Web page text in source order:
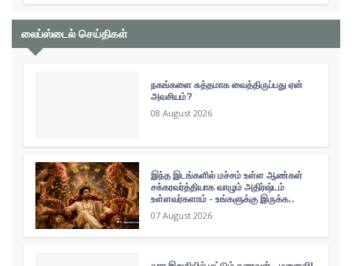
லைப்ஸ்டைல் செய்திகள்
நகங்களை சுத்தமாக வைத்திருப்பது ஏன்
அவசியம்?
08 August 2026
இந்த இடங்களில் மச்சம் உள்ள ஆண்கள்
சக்கரவர்த்தியாக வாழும் அதிர்ஷ்டம்
உள்ளவர்களாம் - உங்களுக்கு இருக்க..
07 August 2026